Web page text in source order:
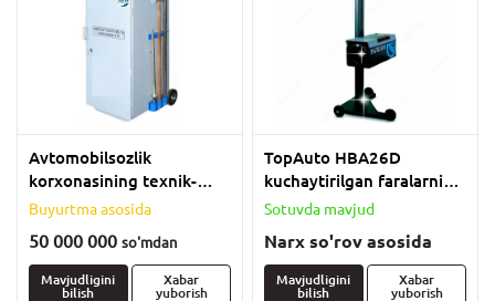
Avtomobilsozlik
korxonasining texnik-
texnik nazorati asboblari
Buyurtma asosida
50 000 000 so'mdan
Mavjudligini
bilish
Xabar
yuborish
TopAuto HBA26D
kuchaytirilgan faralarni
boshqarish va sozlash
Sotuvda mavjud
Narx so'rov asosida
Mavjudligini
bilish
Xabar
yuborish